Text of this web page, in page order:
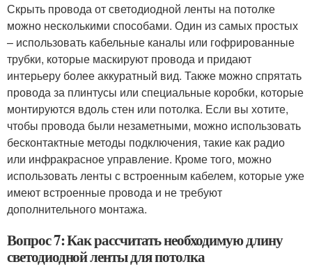
Скрыть провода от светодиодной ленты на потолке
можно несколькими способами. Один из самых простых
– использовать кабельные каналы или гофрированные
трубки, которые маскируют провода и придают
интерьеру более аккуратный вид. Также можно спрятать
провода за плинтусы или специальные коробки, которые
монтируются вдоль стен или потолка. Если вы хотите,
чтобы провода были незаметными, можно использовать
бесконтактные методы подключения, такие как радио
или инфракрасное управление. Кроме того, можно
использовать ленты с встроенным кабелем, которые уже
имеют встроенные провода и не требуют
дополнительного монтажа.
Вопрос 7: Как рассчитать необходимую длину
светодиодной ленты для потолка